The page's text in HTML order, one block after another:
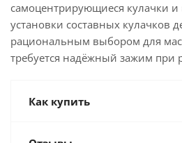
самоцентрирующиеся кулачки и
установки составных кулачков
рациональным выбором для
требуется надёжный зажим при
Как купить